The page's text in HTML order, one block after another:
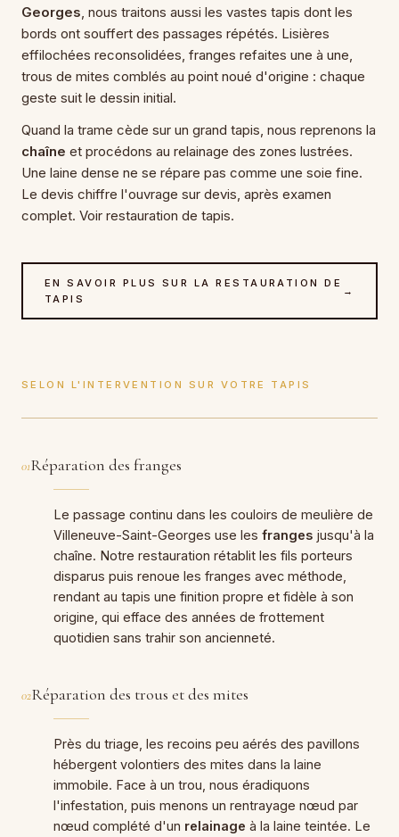
Georges , nous traitons aussi les vastes tapis dont les
bords ont souffert des passages répétés. Lisières
effilochées reconsolidées, franges refaites une à une,
trous de mites comblés au point noué d'origine : chaque
geste suit le dessin initial.
Quand la trame cède sur un grand tapis, nous reprenons la
chaîne et procédons au relainage des zones lustrées.
Une laine dense ne se répare pas comme une soie fine.
Le devis chiffre l'ouvrage sur devis, après examen
complet. Voir restauration de tapis.
EN SAVOIR PLUS SUR LA RESTAURATION DE
TAPIS
→
SELON L'INTERVENTION SUR VOTRE TAPIS
01Réparation des franges
Le passage continu dans les couloirs de meulière de
Villeneuve-Saint-Georges use les franges jusqu'à la
chaîne. Notre restauration rétablit les fils porteurs
disparus puis renoue les franges avec méthode,
rendant au tapis une finition propre et fidèle à son
origine, qui efface des années de frottement
quotidien sans trahir son ancienneté.
02Réparation des trous et des mites
Près du triage, les recoins peu aérés des pavillons
hébergent volontiers des mites dans la laine
immobile. Face à un trou, nous éradiquons
l'infestation, puis menons un rentrayage nœud par
nœud complété d'un relainage à la laine teintée. Le